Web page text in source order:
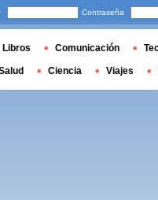
Contraseña
Libros Comunicación
Ciencia Viajes